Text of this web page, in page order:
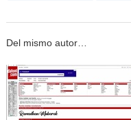
Del mismo autor…